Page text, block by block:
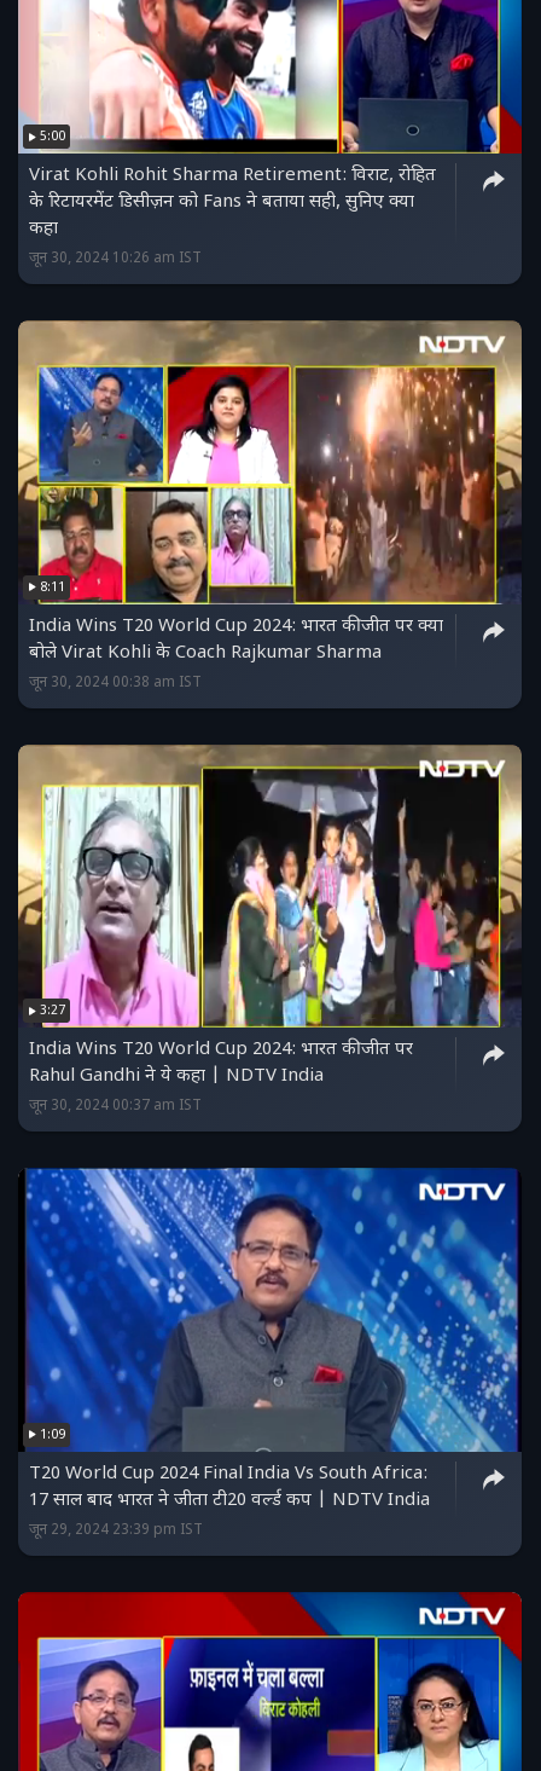
5:00
Virat Kohli Rohit Sharma Retirement: विराट, रोहित
के रिटायरमेंट डिसीज़न को Fans ने बताया सही, सुनिए क्या
कहा
जून 30, 2024 10:26 am IST
8:11
India Wins T20 World Cup 2024: भारत की जीत पर क्या
बोले Virat Kohli के Coach Rajkumar Sharma
जून 30, 2024 00:38 am IST
3:27
India Wins T20 World Cup 2024: भारत की जीत पर
Rahul Gandhi ने ये कहा | NDTV India
जून 30, 2024 00:37 am IST
1:09
T20 World Cup 2024 Final India Vs South Africa:
17 साल बाद भारत ने जीता टी20 वर्ल्ड कप | NDTV India
जून 29, 2024 23:39 pm IST